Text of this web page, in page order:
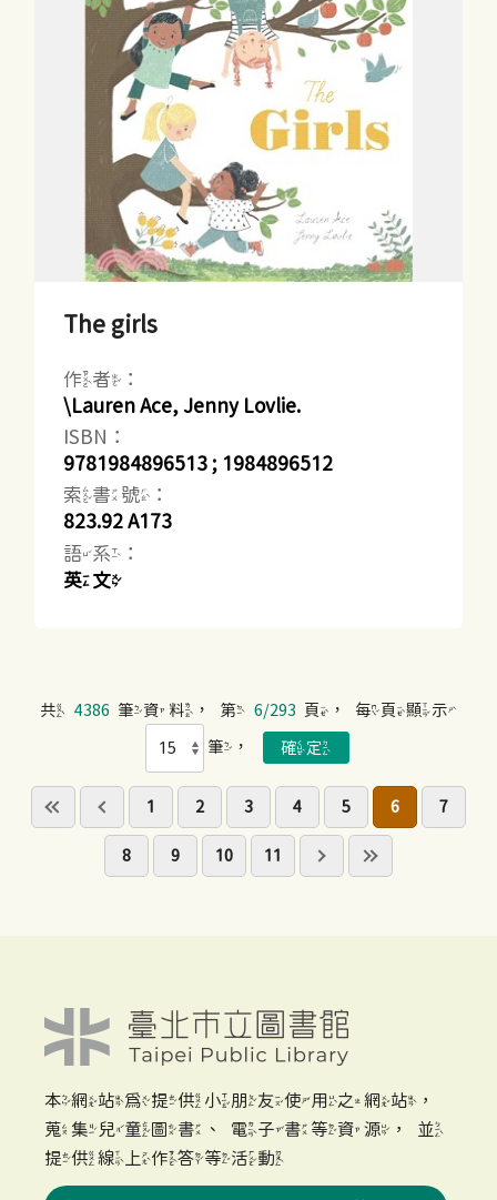
The girls
作者：
\Lauren Ace, Jenny Lovlie.
ISBN：
9781984896513 ; 1984896512
索書號：
823.92 A173
語系：
英文
共 4386 筆資料，第 6/293 頁，每頁顯示
筆，
1 2 3 4 5 6 7
8 9 10 11
本網站為提供小朋友使用之網站，
蒐集兒童圖書、電子書等資源，並
提供線上作答等活動